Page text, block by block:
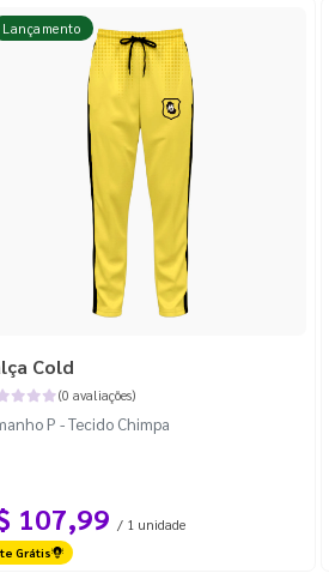
Lançamento
Cold
(0 avaliações)
P - Tecido Chimpa
107,99 / 1 unidade
Grátis